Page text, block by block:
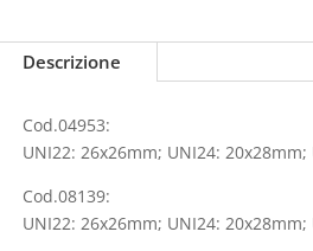
Descrizione
Cod.04953:
UNI22: 26x26mm; UNI24: 20x28mm;
Cod.08139:
UNI22: 26x26mm; UNI24: 20x28mm;